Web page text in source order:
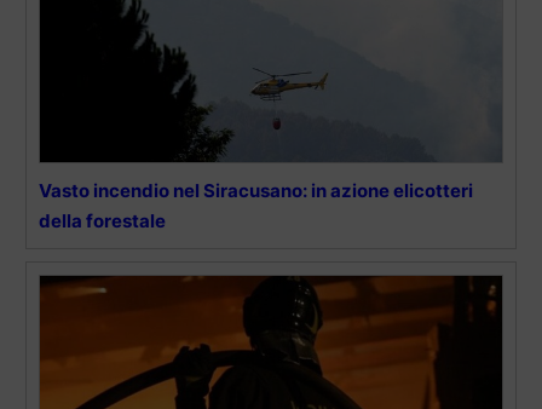
Vasto incendio nel Siracusano: in azione elicotteri
della forestale